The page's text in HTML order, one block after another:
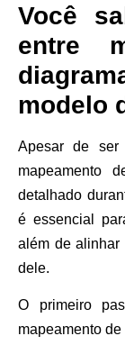
Você
entre
modelo
Apesar de ser
mapeamento
detalhado
é essencial
além de alinhar
dele.
O primeiro
mapeamento